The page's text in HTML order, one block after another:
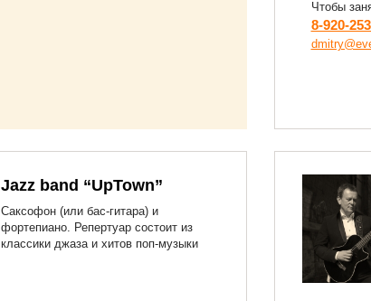
Чтобы
8-920-
Jazz band “UpTown”
Саксофон (или бас-гитара) и
фортепиано. Репертуар состоит из
классики джаза и хитов поп-музыки